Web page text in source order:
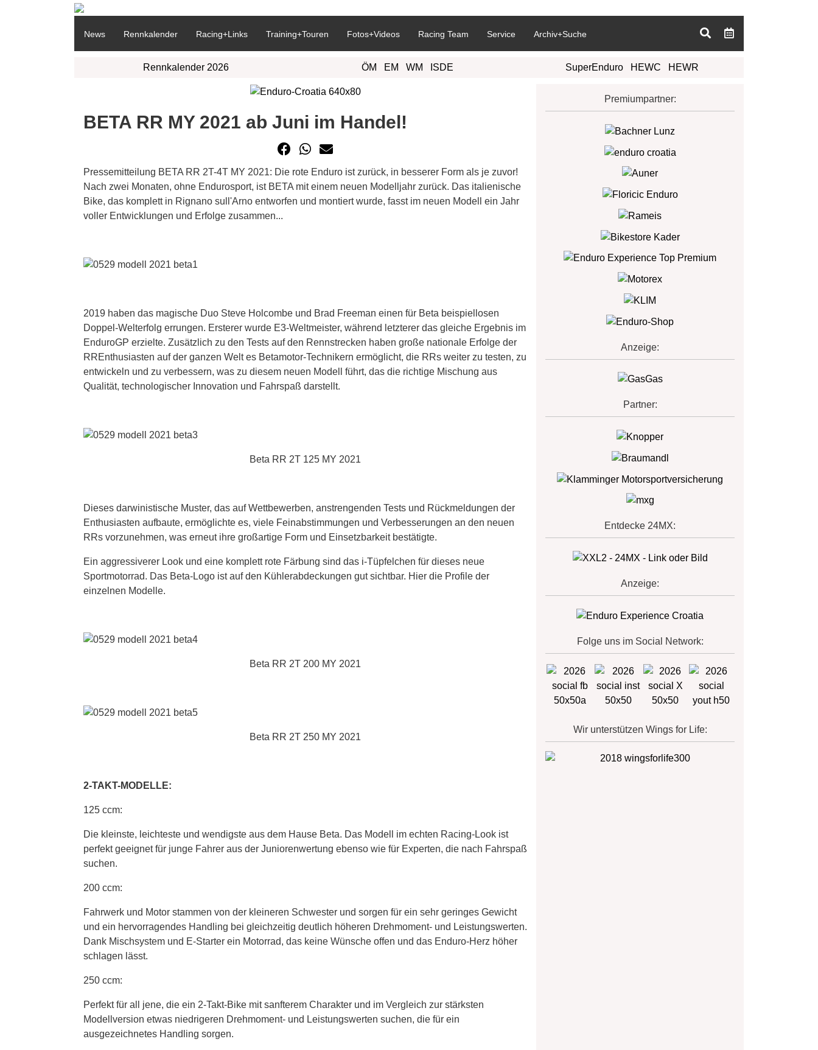
News Rennkalender Racing+Links Training+Touren Fotos+Videos Racing Team Service Archiv+Suche
Rennkalender 2026 ÖM EM WM ISDE SuperEnduro HEWC HEWR
BETA RR MY 2021 ab Juni im Handel!
Pressemitteilung BETA RR 2T-4T MY 2021: Die rote Enduro ist zurück, in besserer Form als je zuvor!
Nach zwei Monaten, ohne Endurosport, ist BETA mit einem neuen Modelljahr zurück. Das italienische
Bike, das komplett in Rignano sull'Arno entworfen und montiert wurde, fasst im neuen Modell ein Jahr
voller Entwicklungen und Erfolge zusammen...
2019 haben das magische Duo Steve Holcombe und Brad Freeman einen für Beta beispiellosen
Doppel-Welterfolg errungen. Ersterer wurde E3-Weltmeister, während letzterer das gleiche Ergebnis im
EnduroGP erzielte. Zusätzlich zu den Tests auf den Rennstrecken haben große nationale Erfolge der
RREnthusiasten auf der ganzen Welt es Betamotor-Technikern ermöglicht, die RRs weiter zu testen, zu
entwickeln und zu verbessern, was zu diesem neuen Modell führt, das die richtige Mischung aus
Qualität, technologischer Innovation und Fahrspaß darstellt.
Beta RR 2T 125 MY 2021
Dieses darwinistische Muster, das auf Wettbewerben, anstrengenden Tests und Rückmeldungen der
Enthusiasten aufbaute, ermöglichte es, viele Feinabstimmungen und Verbesserungen an den neuen
RRs vorzunehmen, was erneut ihre großartige Form und Einsetzbarkeit bestätigte.
Ein aggressiverer Look und eine komplett rote Färbung sind das i-Tüpfelchen für dieses neue
Sportmotorrad. Das Beta-Logo ist auf den Kühlerabdeckungen gut sichtbar. Hier die Profile der
einzelnen Modelle.
Beta RR 2T 200 MY 2021
Beta RR 2T 250 MY 2021
2-TAKT-MODELLE:
125 ccm:
Die kleinste, leichteste und wendigste aus dem Hause Beta. Das Modell im echten Racing-Look ist
perfekt geeignet für junge Fahrer aus der Juniorenwertung ebenso wie für Experten, die nach Fahrspaß
suchen.
200 ccm:
Fahrwerk und Motor stammen von der kleineren Schwester und sorgen für ein sehr geringes Gewicht
und ein hervorragendes Handling bei gleichzeitig deutlich höheren Drehmoment- und Leistungswerten.
Dank Mischsystem und E-Starter ein Motorrad, das keine Wünsche offen und das Enduro-Herz höher
schlagen lässt.
250 ccm:
Perfekt für all jene, die ein 2-Takt-Bike mit sanfterem Charakter und im Vergleich zur stärksten
Modellversion etwas niedrigeren Drehmoment- und Leistungswerten suchen, die für ein
ausgezeichnetes Handling sorgen.
Premiumpartner:
Anzeige:
Partner:
Entdecke 24MX:
Anzeige:
Folge uns im Social Network:
Wir unterstützen Wings for Life: